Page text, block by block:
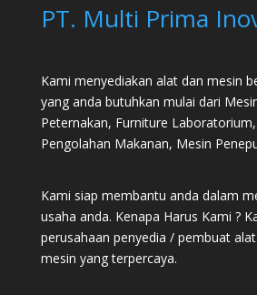
PT. Multi Prima
Kami menyediakan alat dan mesin
yang anda butuhkan mulai dari
Peternakan, Furniture Laboratorium
Pengolahan Makanan, Mesin
Kami siap membantu anda dalam
usaha anda. Kenapa Harus Kami ?
perusahaan penyedia / pembuat
mesin yang terpercaya.